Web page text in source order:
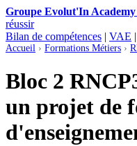
Groupe Evolut'In Academy
réussir
Bilan de compétences | VAE |
Accueil › Formations Métiers ›
Bloc 2
un projet de